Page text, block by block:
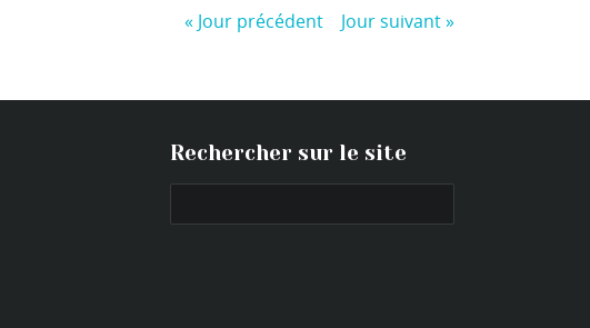
« Jour précédent Jour suivant»
Rechercher sur le site